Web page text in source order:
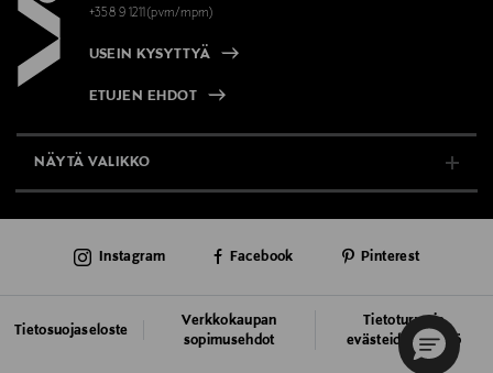
+358 9 1211(pvm/mpm)
USEIN KYSYTTYÄ
ETUJEN EHDOT
NÄYTÄ VALIKKO
AJANKOHTAISTA
Tietosuojaseloste
Verkkokaupan
sopimusehdot
Tietoturva ja
evästeiden käyttö
Instagram Facebook Pinterest